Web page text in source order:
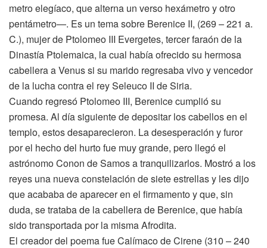
metro elegíaco, que alterna un verso hexámetro y otro
pentámetro—. Es un tema sobre Berenice II, (269 – 221 a.
C.), mujer de Ptolomeo III Evergetes, tercer faraón de la
Dinastía Ptolemaica, la cual había ofrecido su hermosa
cabellera a Venus si su marido regresaba vivo y vencedor
de la lucha contra el rey Seleuco II de Siria.
Cuando regresó Ptolomeo III, Berenice cumplió su
promesa. Al día siguiente de depositar los cabellos en el
templo, estos desaparecieron. La desesperación y furor
por el hecho del hurto fue muy grande, pero llegó el
astrónomo Conon de Samos a tranquilizarlos. Mostró a los
reyes una nueva constelación de siete estrellas y les dijo
que acababa de aparecer en el firmamento y que, sin
duda, se trataba de la cabellera de Berenice, que había
sido transportada por la misma Afrodita.
El creador del poema fue Calímaco de Cirene (310 – 240